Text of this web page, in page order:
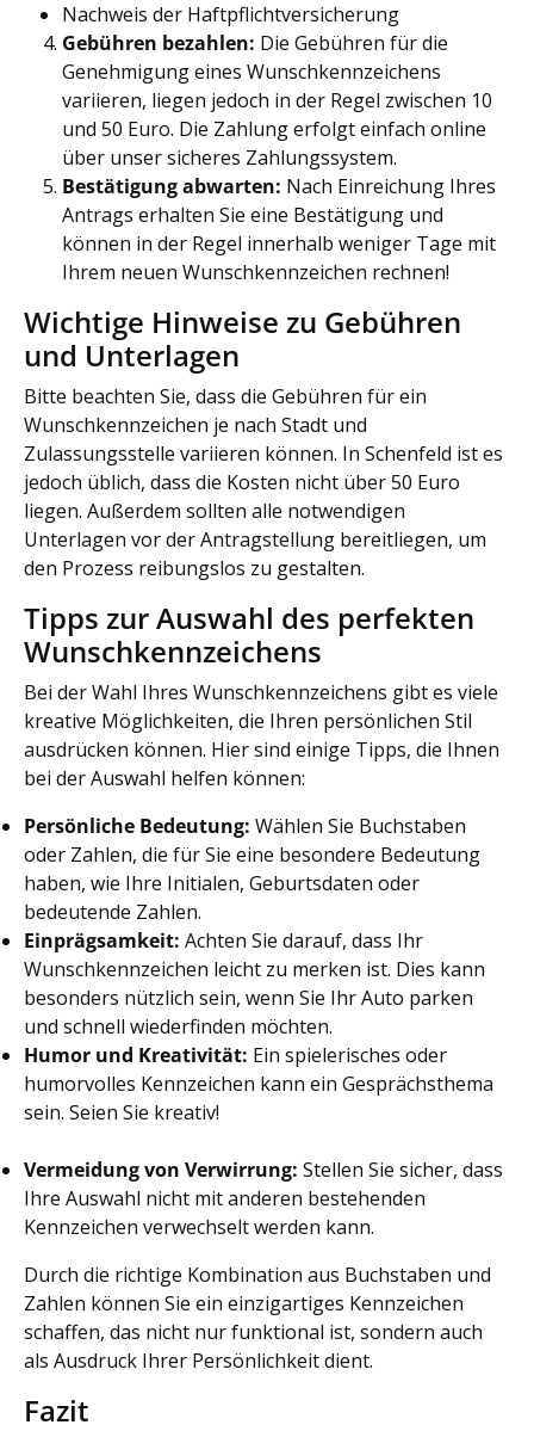
Nachweis der Haftpflichtversicherung
Gebühren bezahlen: Die Gebühren für die
Genehmigung eines Wunschkennzeichens
variieren, liegen jedoch in der Regel zwischen 10
und 50 Euro. Die Zahlung erfolgt einfach online
über unser sicheres Zahlungssystem.
Bestätigung abwarten: Nach Einreichung Ihres
Antrags erhalten Sie eine Bestätigung und
können in der Regel innerhalb weniger Tage mit
Ihrem neuen Wunschkennzeichen rechnen!
Wichtige Hinweise zu Gebühren
und Unterlagen
Bitte beachten Sie, dass die Gebühren für ein
Wunschkennzeichen je nach Stadt und
Zulassungsstelle variieren können. In Schenfeld ist es
jedoch üblich, dass die Kosten nicht über 50 Euro
liegen. Außerdem sollten alle notwendigen
Unterlagen vor der Antragstellung bereitliegen, um
den Prozess reibungslos zu gestalten.
Tipps zur Auswahl des perfekten
Wunschkennzeichens
Bei der Wahl Ihres Wunschkennzeichens gibt es viele
kreative Möglichkeiten, die Ihren persönlichen Stil
ausdrücken können. Hier sind einige Tipps, die Ihnen
bei der Auswahl helfen können:
Persönliche Bedeutung: Wählen Sie Buchstaben
oder Zahlen, die für Sie eine besondere Bedeutung
haben, wie Ihre Initialen, Geburtsdaten oder
bedeutende Zahlen.
Einprägsamkeit: Achten Sie darauf, dass Ihr
Wunschkennzeichen leicht zu merken ist. Dies kann
besonders nützlich sein, wenn Sie Ihr Auto parken
und schnell wiederfinden möchten.
Humor und Kreativität: Ein spielerisches oder
humorvolles Kennzeichen kann ein Gesprächsthema
sein. Seien Sie kreativ!
Vermeidung von Verwirrung: Stellen Sie sicher, dass
Ihre Auswahl nicht mit anderen bestehenden
Kennzeichen verwechselt werden kann.
Durch die richtige Kombination aus Buchstaben und
Zahlen können Sie ein einzigartiges Kennzeichen
schaffen, das nicht nur funktional ist, sondern auch
als Ausdruck Ihrer Persönlichkeit dient.
Fazit